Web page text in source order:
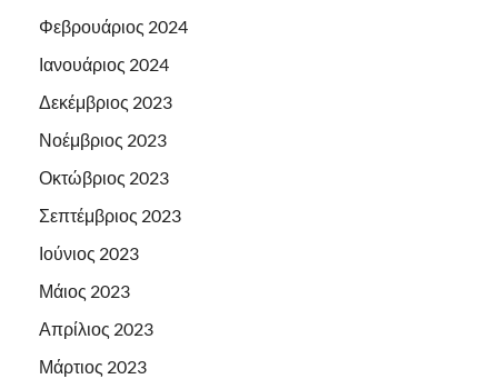
Φεβρουάριος 2024
Ιανουάριος 2024
Δεκέμβριος 2023
Νοέμβριος 2023
Οκτώβριος 2023
Σεπτέμβριος 2023
Ιούνιος 2023
Μάιος 2023
Απρίλιος 2023
Μάρτιος 2023